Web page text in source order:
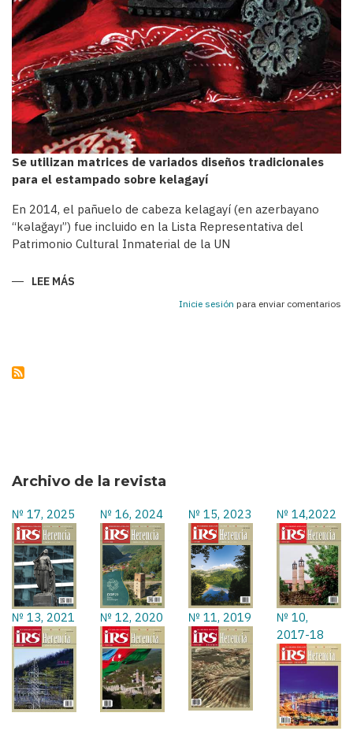
Se utilizan matrices de variados diseños tradicionales
para el estampado sobre kelagayí
En 2014, el pañuelo de cabeza kelagayí (en azerbayano
“kəlağayı”) fue incluido en la Lista Representativa del
Patrimonio Cultural Inmaterial de la UN
LEE MÁS
Inicie sesión para enviar comentarios
Archivo de la revista
№ 17, 2025 № 16, 2024 № 15, 2023 № 14,2022
№ 13, 2021 № 12, 2020 № 11, 2019
№ 10,
2017-18